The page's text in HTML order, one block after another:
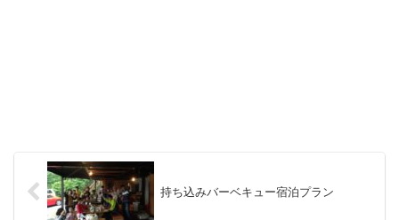
持ち込みバーベキュー宿泊プラン